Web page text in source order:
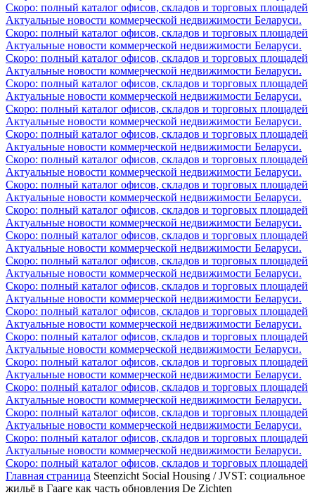
Скоро: полный каталог офисов, складов и торговых площадей
Актуальные новости коммерческой недвижимости Беларуси.
Скоро: полный каталог офисов, складов и торговых площадей
Актуальные новости коммерческой недвижимости Беларуси.
Скоро: полный каталог офисов, складов и торговых площадей
Актуальные новости коммерческой недвижимости Беларуси.
Скоро: полный каталог офисов, складов и торговых площадей
Актуальные новости коммерческой недвижимости Беларуси.
Скоро: полный каталог офисов, складов и торговых площадей
Актуальные новости коммерческой недвижимости Беларуси.
Скоро: полный каталог офисов, складов и торговых площадей
Актуальные новости коммерческой недвижимости Беларуси.
Скоро: полный каталог офисов, складов и торговых площадей
Актуальные новости коммерческой недвижимости Беларуси.
Скоро: полный каталог офисов, складов и торговых площадей
Актуальные новости коммерческой недвижимости Беларуси.
Скоро: полный каталог офисов, складов и торговых площадей
Актуальные новости коммерческой недвижимости Беларуси.
Скоро: полный каталог офисов, складов и торговых площадей
Актуальные новости коммерческой недвижимости Беларуси.
Скоро: полный каталог офисов, складов и торговых площадей
Актуальные новости коммерческой недвижимости Беларуси.
Скоро: полный каталог офисов, складов и торговых площадей
Актуальные новости коммерческой недвижимости Беларуси.
Скоро: полный каталог офисов, складов и торговых площадей
Актуальные новости коммерческой недвижимости Беларуси.
Скоро: полный каталог офисов, складов и торговых площадей
Актуальные новости коммерческой недвижимости Беларуси.
Скоро: полный каталог офисов, складов и торговых площадей
Актуальные новости коммерческой недвижимости Беларуси.
Скоро: полный каталог офисов, складов и торговых площадей
Актуальные новости коммерческой недвижимости Беларуси.
Скоро: полный каталог офисов, складов и торговых площадей
Актуальные новости коммерческой недвижимости Беларуси.
Скоро: полный каталог офисов, складов и торговых площадей
Актуальные новости коммерческой недвижимости Беларуси.
Скоро: полный каталог офисов, складов и торговых площадей
Главная страница Steenzicht Social Housing / JVST: социальное
жильё в Гааге как часть обновления De Zichten